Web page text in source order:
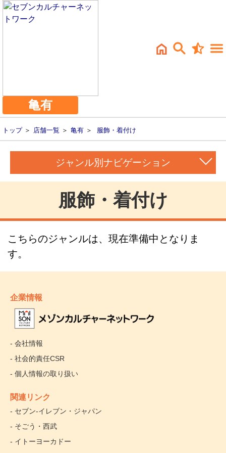
亀有
トップ＞ 店舗一覧 ＞ 亀有 ＞ 服飾・着付け
ジャンル別ナビゲーション
服飾・着付け
こちらのジャンルは、現在準備中となりま
す。
企業情報
- 会社情報
- 社会的責任CSR
- 個人情報の取り扱い
関連リンク
- セブン‐イレブン・ジャパン
- そごう・西武
- イトーヨーカドー